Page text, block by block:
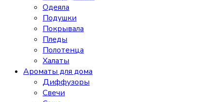
Одеяла
Подушки
Покрывала
Пледы
Полотенца
Халаты
Ароматы для дома
Диффузоры
Свечи